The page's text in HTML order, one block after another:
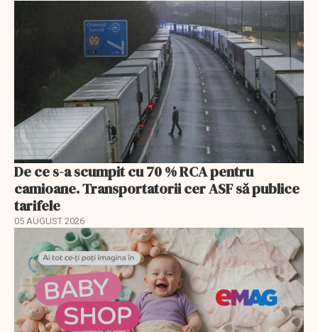
De ce s-a scumpit cu 70 % RCA pentru
camioane. Transportatorii cer ASF să publice
tarifele
05 AUGUST 2026